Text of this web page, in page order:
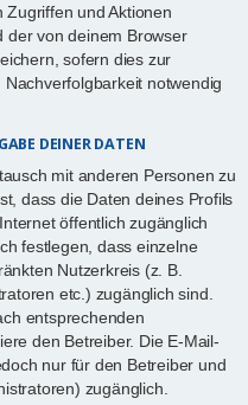
und Aktionen
der von deinem Browser
sofern dies zur
notwendig
DEINER DATEN
mit anderen Personen zu
dass die Daten deines Profils
öffentlich zugänglich
festlegen, dass einzelne
Nutzerkreis (z. B.
etc.) zugänglich sind.
entsprechenden
den Betreiber. Die E-Mail-
nur für den Betreiber und
zugänglich.